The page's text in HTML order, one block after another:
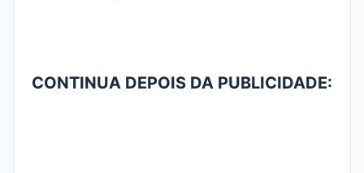
CONTINUA DEPOIS DA PUBLICIDADE: